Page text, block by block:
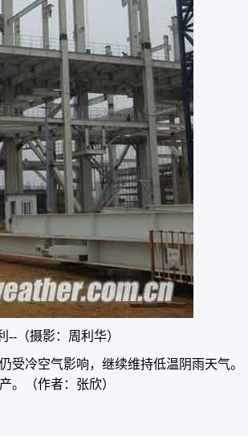
--（摄影：周利华）
受冷空气影响，继续维持低温阴雨天气。
。（作者：张欣）